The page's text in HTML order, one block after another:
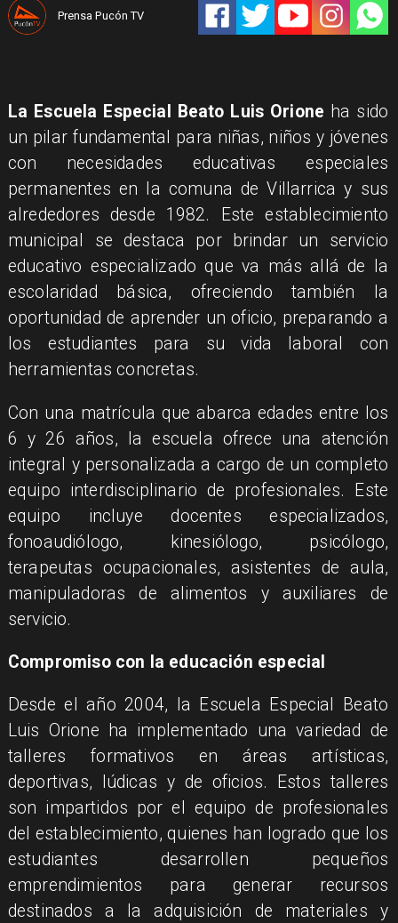
Prensa Pucón TV
La Escuela Especial Beato Luis Orione ha sido
un pilar fundamental para niñas, niños y jóvenes
con necesidades educativas especiales
permanentes en la comuna de Villarrica y sus
alrededores desde 1982. Este establecimiento
municipal se destaca por brindar un servicio
educativo especializado que va más allá de la
escolaridad básica, ofreciendo también la
oportunidad de aprender un oficio, preparando a
los estudiantes para su vida laboral con
herramientas concretas.
Con una matrícula que abarca edades entre los
6 y 26 años, la escuela ofrece una atención
integral y personalizada a cargo de un completo
equipo interdisciplinario de profesionales. Este
equipo incluye docentes especializados,
fonoaudiólogo, kinesiólogo, psicólogo,
terapeutas ocupacionales, asistentes de aula,
manipuladoras de alimentos y auxiliares de
servicio.
Compromiso con la educación especial
Desde el año 2004, la Escuela Especial Beato
Luis Orione ha implementado una variedad de
talleres formativos en áreas artísticas,
deportivas, lúdicas y de oficios. Estos talleres
son impartidos por el equipo de profesionales
del establecimiento, quienes han logrado que los
estudiantes desarrollen pequeños
emprendimientos para generar recursos
destinados a la adquisición de materiales y